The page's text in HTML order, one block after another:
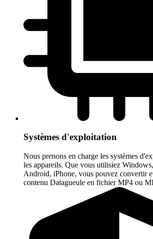
Systèmes d'exploitation
Nous prenons en charge les systèmes
les appareils. Que vous utilisiez
Android, iPhone, vous pouvez convertir
contenu Datagueule en fichier MP4 ou